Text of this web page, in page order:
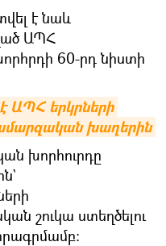
է նաև
ԱՊՀ
60-րդ նիստի
ԱՊՀ երկրների
խաղերին
խորհուրդը
շուկա ստեղծելու